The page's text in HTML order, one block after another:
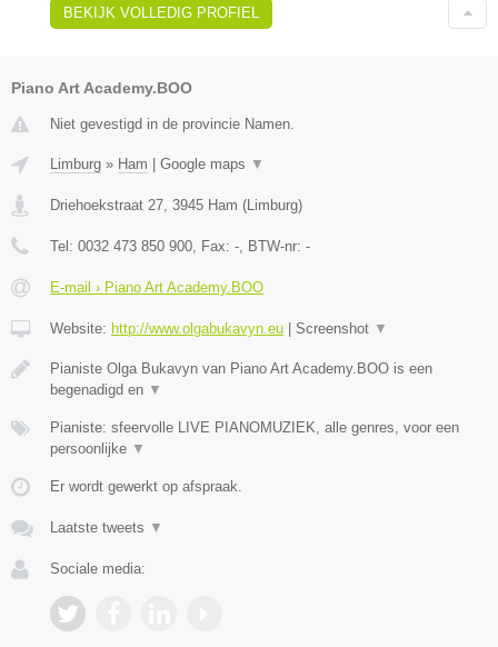
BEKIJK VOLLEDIG PROFIEL
Piano Art Academy.BOO
Niet gevestigd in de provincie Namen.
Limburg » Ham Google maps ▼
Driehoekstraat 27, 3945 Ham (Limburg)
Tel: 0032 473 850 900, Fax: -, BTW-nr: -
E-mail › Piano Art Academy.BOO
Website: http://www.olgabukavyn.eu Screenshot ▼
Pianiste Olga Bukavyn van Piano Art Academy.BOO is een
begenadigd en ▼
Pianiste: sfeervolle LIVE PIANOMUZIEK, alle genres, voor een
persoonlijke ▼
Er wordt gewerkt op afspraak.
Laatste tweets ▼
Sociale media: